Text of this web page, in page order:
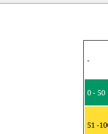
-
0 - 50
51 -